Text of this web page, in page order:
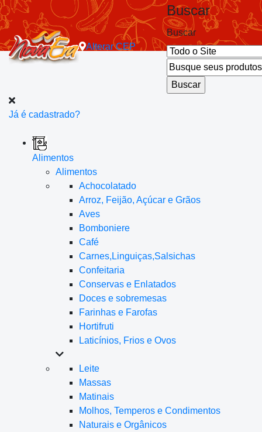
AlterarCEP
Buscar
Buscar
Já é cadastrado?
Alimentos
Alimentos
Achocolatado
Arroz, Feijão, Açúcar e Grãos
Aves
Bomboniere
Café
Carnes,Linguiças,Salsichas
Confeitaria
Conservas e Enlatados
Doces e sobremesas
Farinhas e Farofas
Hortifruti
Laticínios, Frios e Ovos
Leite
Massas
Matinais
Molhos, Temperos e Condimentos
Naturais e Orgânicos